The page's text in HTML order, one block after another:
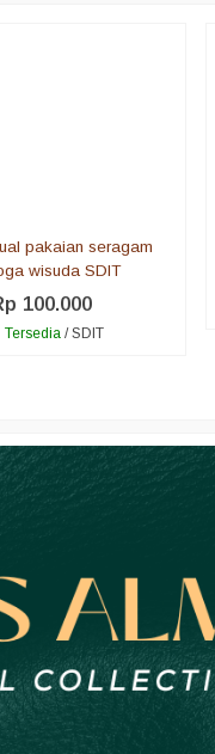
pakaian seragam
wisuda SDIT
100.000
Tersedia / SDIT